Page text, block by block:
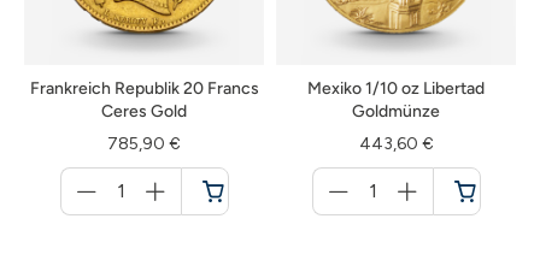
Frankreich Republik 20 Francs
Ceres Gold
785,90 €
für
Warenkorb
Mexiko 1/10 oz Libertad
Goldmünze
443,60 €
für
Warenkorb